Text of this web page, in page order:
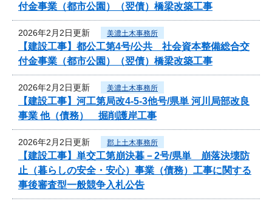
付金事業（都市公園）（翌債）橋梁改築工事
2026年2月2日更新 美濃土木事務所
【建設工事】都公工第4号/公共 社会資本整備総合交
付金事業（都市公園）（翌債）橋梁改築工事
2026年2月2日更新 美濃土木事務所
【建設工事】河工第局改4-5-3他号/県単 河川局部改良
事業 他（債務） 掘削護岸工事
2026年2月2日更新 郡上土木事務所
【建設工事】単交工第崩決暮－2号/県単 崩落決壊防
止（暮らしの安全・安心）事業（債務）工事に関する
事後審査型一般競争入札公告